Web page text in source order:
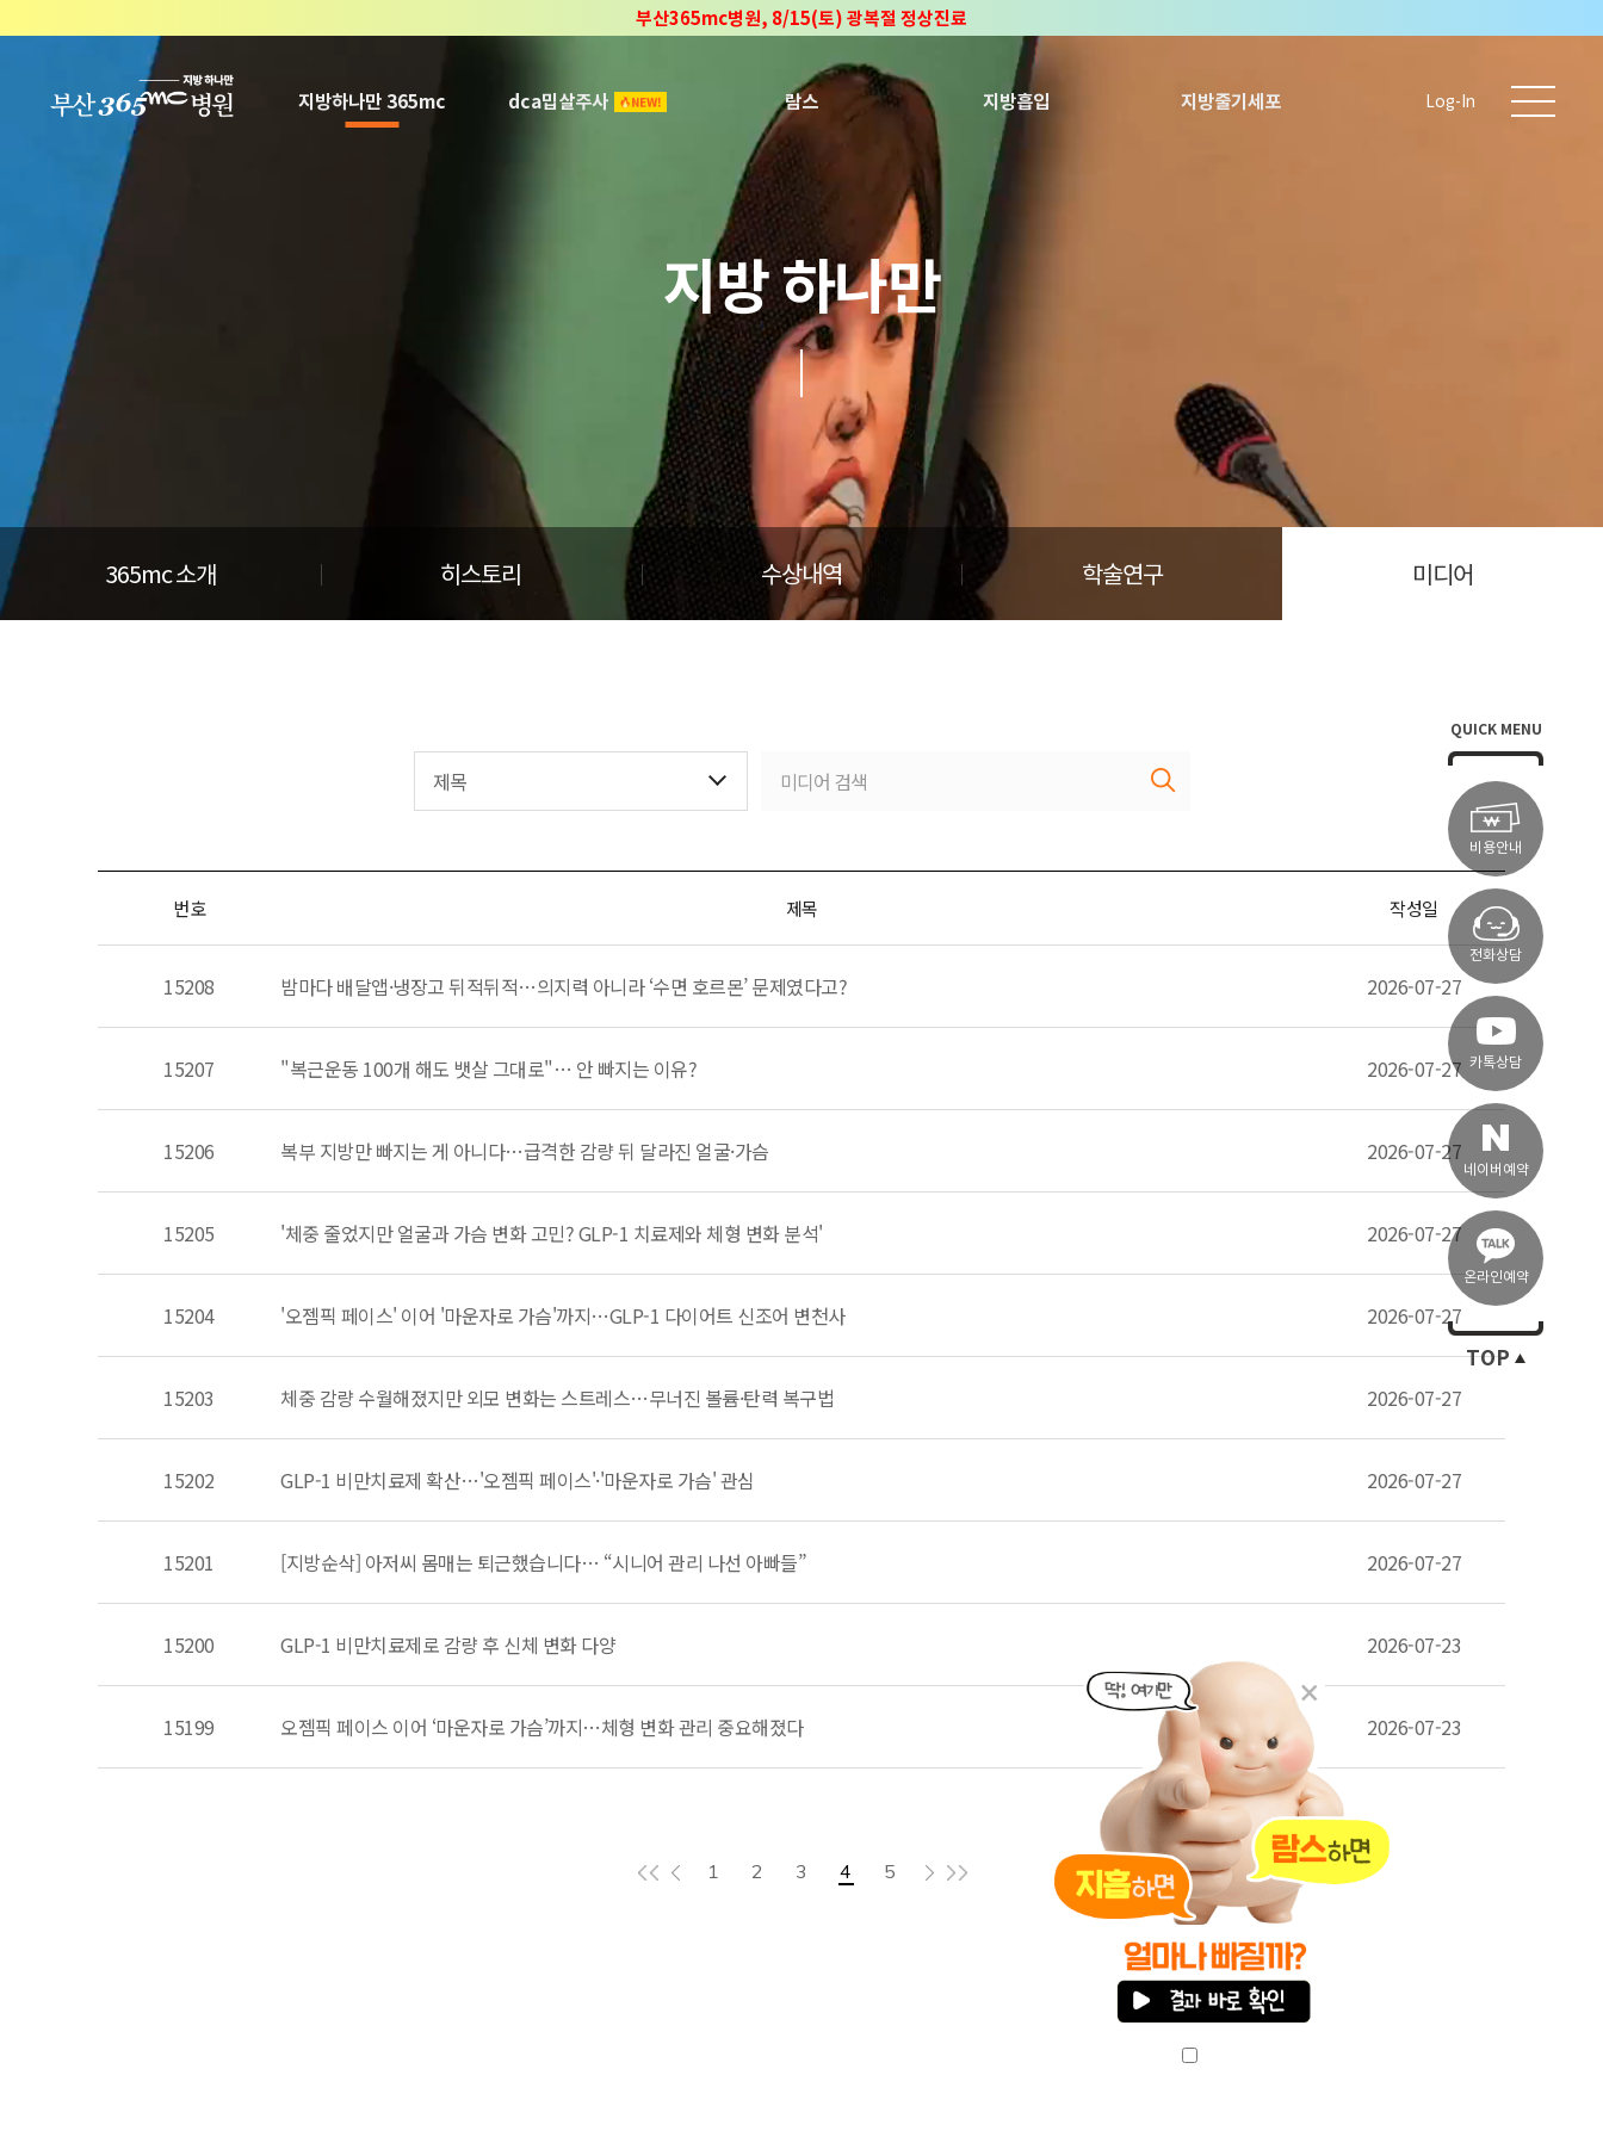
부산365mc병원, 8/15(토) 광복절 정상진료
2025 "부산365mc 보건복지부 장관상" 수상!
지방하나만 365mc dca밉살주사 람스 지방흡입 지방줄기세포 Log-In
지방 하나만
365mc 소개 히스토리 수상내역 학술연구 미디어
번호 제목 작성일
15208 밤마다 배달앱·냉장고 뒤적뒤적…의지력 아니라 ‘수면 호르몬’ 문제였다고? 2026-07-27
15207 "복근운동 100개 해도 뱃살 그대로"… 안 빠지는 이유? 2026-07-27
15206 복부 지방만 빠지는 게 아니다…급격한 감량 뒤 달라진 얼굴·가슴 2026-07-27
15205 '체중 줄었지만 얼굴과 가슴 변화 고민? GLP-1 치료제와 체형 변화 분석' 2026-07-27
15204 '오젬픽 페이스' 이어 '마운자로 가슴'까지…GLP-1 다이어트 신조어 변천사 2026-07-27
15203 체중 감량 수월해졌지만 외모 변화는 스트레스…무너진 볼륨·탄력 복구법 2026-07-27
15202 GLP-1 비만치료제 확산…'오젬픽 페이스'·'마운자로 가슴' 관심 2026-07-27
15201 [지방순삭] 아저씨 몸매는 퇴근했습니다… “시니어 관리 나선 아빠들” 2026-07-27
15200 GLP-1 비만치료제로 감량 후 신체 변화 다양 2026-07-23
15199 오젬픽 페이스 이어 ‘마운자로 가슴’까지…체형 변화 관리 중요해졌다 2026-07-23
1 2 3 4 5
QUICK MENU
비용안내
전화상담
카톡상담
네이버예약
온라인예약
TOP